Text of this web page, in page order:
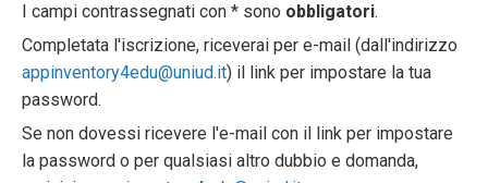
I campi contrassegnati con * sono obbligatori.
Completata l'iscrizione, riceverai per e-mail (dall'indirizzo
appinventory4edu@uniud.it) il link per impostare la tua
password.
Se non dovessi ricevere l'e-mail con il link per impostare
la password o per qualsiasi altro dubbio e domanda,